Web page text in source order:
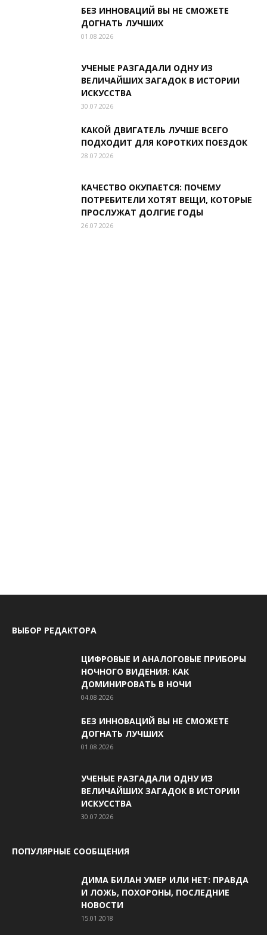
БЕЗ ИННОВАЦИЙ ВЫ НЕ СМОЖЕТЕ
ДОГНАТЬ ЛУЧШИХ
01.08.2026
УЧЕНЫЕ РАЗГАДАЛИ ОДНУ ИЗ
ВЕЛИЧАЙШИХ ЗАГАДОК В ИСТОРИИ
ИСКУССТВА
30.07.2026
КАКОЙ ДВИГАТЕЛЬ ЛУЧШЕ ВСЕГО
ПОДХОДИТ ДЛЯ КОРОТКИХ ПОЕЗДОК
28.07.2026
КАЧЕСТВО ОКУПАЕТСЯ: ПОЧЕМУ
ПОТРЕБИТЕЛИ ХОТЯТ ВЕЩИ, КОТОРЫЕ
ПРОСЛУЖАТ ДОЛГИЕ ГОДЫ
26.07.2026
ВЫБОР РЕДАКТОРА
ЦИФРОВЫЕ И АНАЛОГОВЫЕ ПРИБОРЫ
НОЧНОГО ВИДЕНИЯ: КАК
ДОМИНИРОВАТЬ В НОЧИ
04.08.2026
БЕЗ ИННОВАЦИЙ ВЫ НЕ СМОЖЕТЕ
ДОГНАТЬ ЛУЧШИХ
01.08.2026
УЧЕНЫЕ РАЗГАДАЛИ ОДНУ ИЗ
ВЕЛИЧАЙШИХ ЗАГАДОК В ИСТОРИИ
ИСКУССТВА
30.07.2026
ПОПУЛЯРНЫЕ СООБЩЕНИЯ
ДИМА БИЛАН УМЕР ИЛИ НЕТ: ПРАВДА
И ЛОЖЬ, ПОХОРОНЫ, ПОСЛЕДНИЕ
НОВОСТИ
15.01.2018